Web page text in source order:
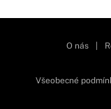
O nás
Všeobecné